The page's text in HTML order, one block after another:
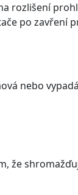
rozlišení
po zavření
nebo
že